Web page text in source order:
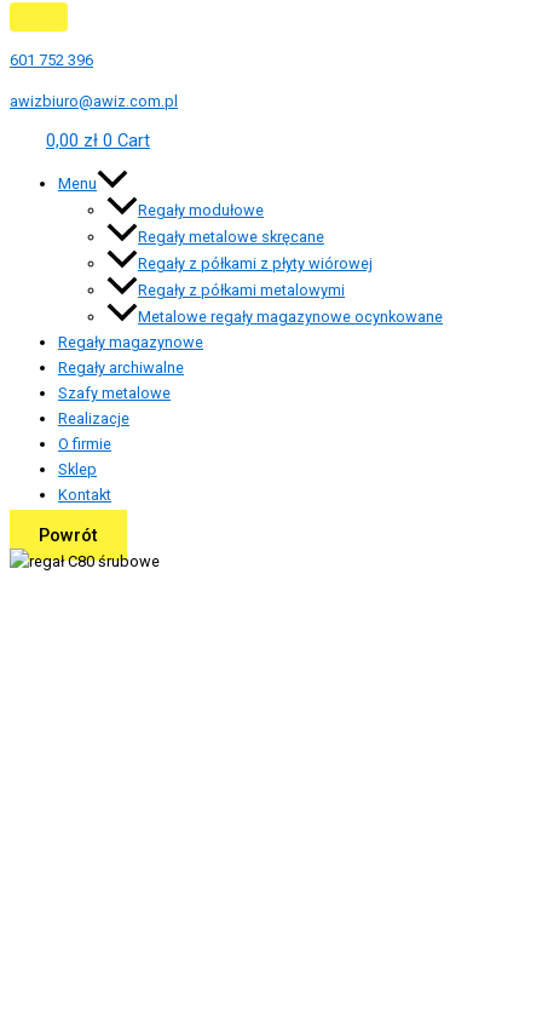
601 752 396
awizbiuro@awiz.com.pl
0,00 zł 0 Cart
Menu
Regały modułowe
Regały metalowe skręcane
Regały z półkami z płyty wiórowej
Regały z półkami metalowymi
Metalowe regały magazynowe ocynkowane
Regały magazynowe
Regały archiwalne
Szafy metalowe
Realizacje
O firmie
Sklep
Kontakt
Powrót